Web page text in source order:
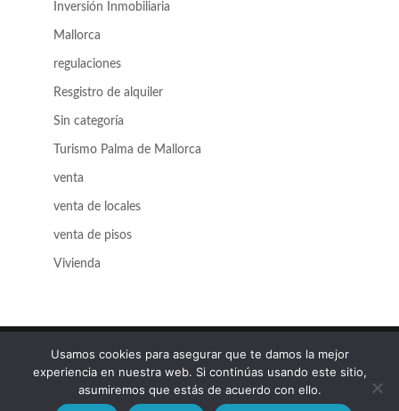
Inversión Inmobiliaria
Mallorca
regulaciones
Resgistro de alquiler
Sin categoría
Turismo Palma de Mallorca
venta
venta de locales
venta de pisos
Vivienda
© 2025 Atrio Gestión Inmobiliaria | Aviso Legal|
Política de Privacidad| Política de Cookies|
Usamos cookies para asegurar que te damos la mejor
experiencia en nuestra web. Si continúas usando este sitio,
asumiremos que estás de acuerdo con ello.